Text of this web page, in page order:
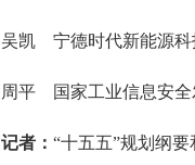
吴凯 宁德时代新能源科
周平 国家工业信息安全
记者： “十五五”规划纲